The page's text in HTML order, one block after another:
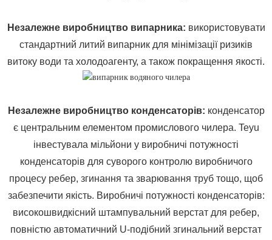
Незалежне виробництво випарника: використовувати
стандартний литий випарник для мінімізації ризиків
витоку води та холодоагенту, а також покращення якості.
Незалежне виробництво конденсаторів: конденсатор
є центральним елементом промислового чилера. Teyu
інвестувала мільйони у виробничі потужності
конденсаторів для суворого контролю виробничого
процесу ребер, згинання та зварювання труб тощо, щоб
забезпечити якість. Виробничі потужності конденсаторів:
високошвидкісний штампувальний верстат для ребер,
повністю автоматичний U-подібний згинальний верстат